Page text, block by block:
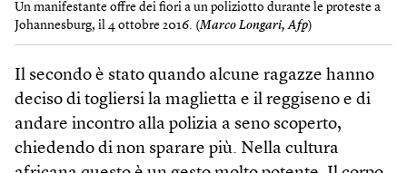
Un manifestante offre dei fiori a un poliziotto durante le proteste a
Johannesburg, il 4 ottobre 2016. (Marco Longari, Afp)
Il secondo è stato quando alcune ragazze hanno
deciso di togliersi la maglietta e il reggiseno e di
andare incontro alla polizia a seno scoperto,
chiedendo di non sparare più. Nella cultura